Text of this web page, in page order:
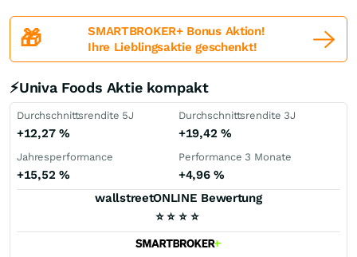
🎁
SMARTBROKER+ Bonus Aktion!
Ihre Lieblingsaktie geschenkt!
⚡Univa Foods Aktie kompakt
Durchschnittsrendite 5J
+12,27 %
Durchschnittsrendite 3J
+19,42 %
Jahresperformance
+15,52 %
Performance 3 Monate
+4,96%
wallstreetONLINE Bewertung
⭐ ⭐ ⭐ ⭐